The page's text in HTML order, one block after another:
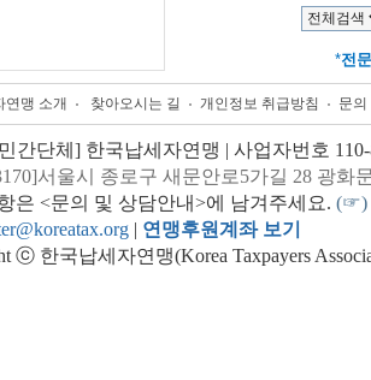
*전문
연맹 소개 찾아오시는 길 개인정보 취급방침 문
간단체] 한국납세자연맹 | 사업자번호
서울시 종로구 새문안로5가길 28 광화
은 <문의 및 상담안내>에 남겨주세요. (☞)
| 연맹후원계좌 보기
ⓒ 한국납세자연맹(Korea Taxpayers